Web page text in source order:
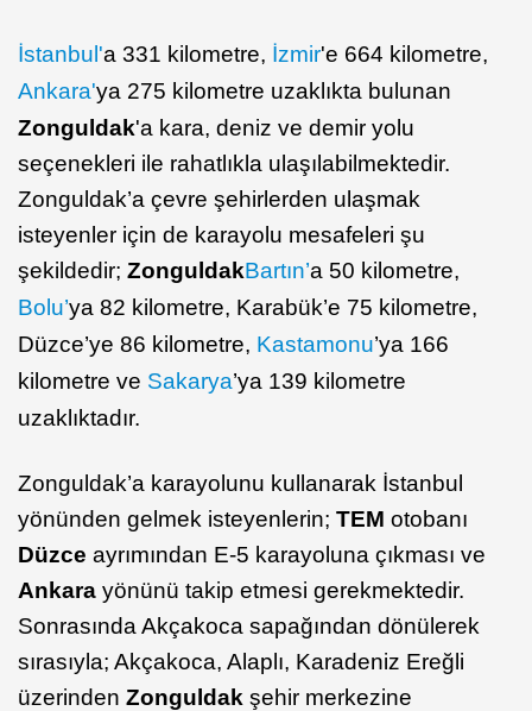
İstanbul'a 331 kilometre, İzmir'e 664 kilometre,
Ankara'ya 275 kilometre uzaklıkta bulunan
Zonguldak'a kara, deniz ve demir yolu
seçenekleri ile rahatlıkla ulaşılabilmektedir.
Zonguldak’a çevre şehirlerden ulaşmak
isteyenler için de karayolu mesafeleri şu
şekildedir; ZonguldakBartın’a 50 kilometre,
Bolu’ya 82 kilometre, Karabük’e 75 kilometre,
Düzce’ye 86 kilometre, Kastamonu’ya 166
kilometre ve Sakarya’ya 139 kilometre
uzaklıktadır.
Zonguldak’a karayolunu kullanarak İstanbul
yönünden gelmek isteyenlerin; TEM otobanı
Düzce ayrımından E-5 karayoluna çıkması ve
Ankara yönünü takip etmesi gerekmektedir.
Sonrasında Akçakoca sapağından dönülerek
sırasıyla; Akçakoca, Alaplı, Karadeniz Ereğli
üzerinden Zonguldak şehir merkezine